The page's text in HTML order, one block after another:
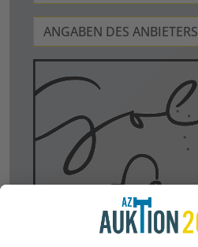
ANGABEN DES ANBIETERS